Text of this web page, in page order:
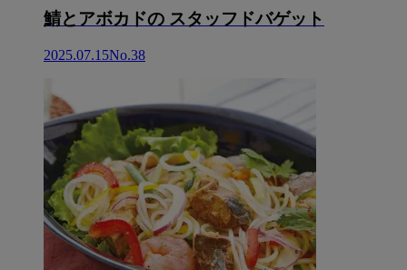
鯖とアボカドの スタッフドバゲット
2025.07.15No.38